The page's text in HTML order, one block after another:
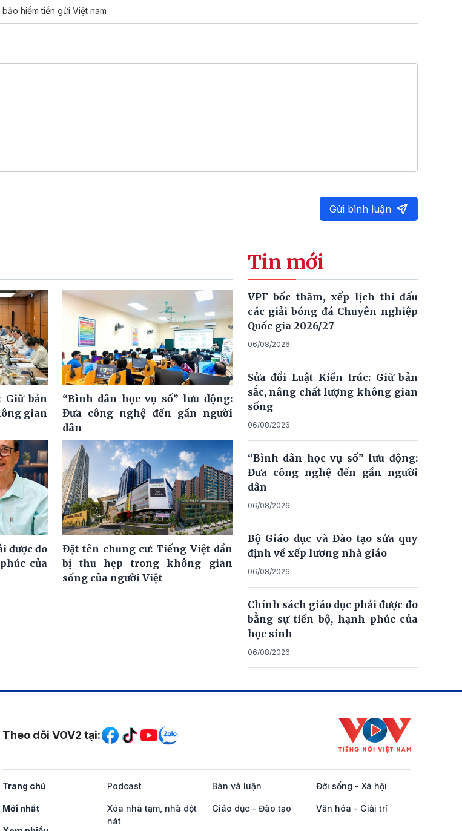
bảo hiểm tiền gửi Việt nam
Gửi bình luận
Giữ bản
gian
“Bình dân học vụ số” lưu động:
Đưa công nghệ đến gần người
dân
được đo
của
Đặt tên chung cư: Tiếng Việt dần
bị thu hẹp trong không gian
sống của người Việt
Tin mới
VPF bốc thăm, xếp lịch thi đấu
các giải bóng đá Chuyên nghiệp
Quốc gia 2026/27
06/08/2026
Sửa đổi Luật Kiến trúc: Giữ bản
sắc, nâng chất lượng không gian
sống
06/08/2026
“Bình dân học vụ số” lưu động:
Đưa công nghệ đến gần người
dân
06/08/2026
Bộ Giáo dục và Đào tạo sửa quy
định về xếp lương nhà giáo
06/08/2026
Chính sách giáo dục phải được đo
bằng sự tiến bộ, hạnh phúc của
học sinh
06/08/2026
Mạng xã hội
Theo dõi VOV2 tại:
Trang chủ
Mới nhất
Podcast Bàn và luận Đời sống - Xã hội
Xóa nhà tạm, nhà dột
nát
Giáo dục - Đào tạo Văn hóa - Giải trí